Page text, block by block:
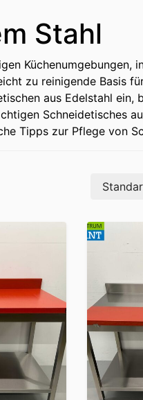
Stahl
Küchenumgebungen,
zu reinigende Basis
aus Edelstahl ein,
Schneidetisches
Tipps zur Pflege von